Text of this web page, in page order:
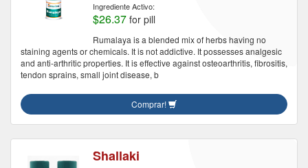
Ingrediente Activo:
$26.37 for pill
Rumalaya is a blended mix of herbs having no
staining agents or chemicals. It is not addictive. It possesses analgesic
and anti-arthritic properties. It is effective against osteoarthritis, fibrositis,
tendon sprains, small joint disease, b
Comprar!
Shallaki